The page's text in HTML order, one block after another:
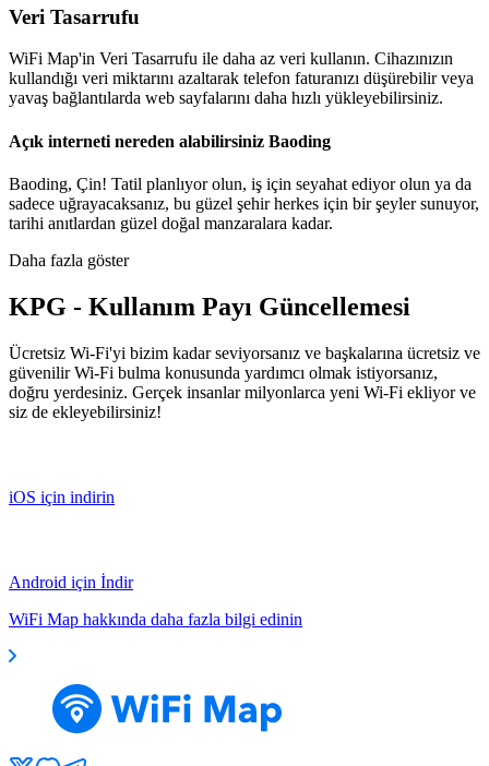
Veri Tasarrufu
WiFi Map'in Veri Tasarrufu ile daha az veri kullanın. Cihazınızın
kullandığı veri miktarını azaltarak telefon faturanızı düşürebilir veya
yavaş bağlantılarda web sayfalarını daha hızlı yükleyebilirsiniz.
Açık interneti nereden alabilirsiniz Baoding
Baoding, Çin! Tatil planlıyor olun, iş için seyahat ediyor olun ya da
sadece uğrayacaksanız, bu güzel şehir herkes için bir şeyler sunuyor,
tarihi anıtlardan güzel doğal manzaralara kadar.
Daha fazla göster
KPG - Kullanım Payı Güncellemesi
Ücretsiz Wi-Fi'yi bizim kadar seviyorsanız ve başkalarına ücretsiz ve
güvenilir Wi-Fi bulma konusunda yardımcı olmak istiyorsanız,
doğru yerdesiniz. Gerçek insanlar milyonlarca yeni Wi-Fi ekliyor ve
siz de ekleyebilirsiniz!
iOS için indirin
Android için İndir
WiFi Map hakkında daha fazla bilgi edinin